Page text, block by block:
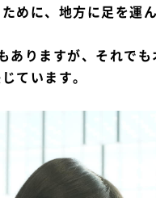
めに、地方に足を運
ありますが、それで
ています。